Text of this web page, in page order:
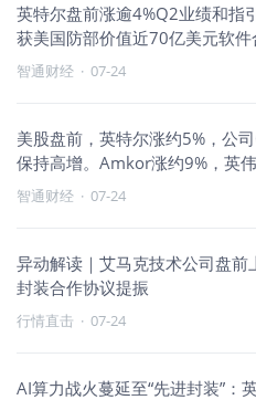
英特尔盘前涨逾4%Q2业绩和指
获美国防部价值近70亿美元软
英伟
智通财经 · 07-24
美股盘前，英特尔涨约5%，公
保持高增。Amkor涨约9%，英
智通财经 · 07-24
异动解读｜艾马克技术公司盘
封装合作协议提振
行情直击 · 07-24
AI算力战火蔓延至“先进封装”：